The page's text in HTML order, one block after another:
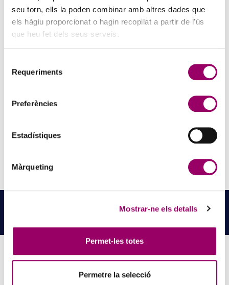
seu torn, ells la poden combinar amb altres dades que
els hàgiu proporcionat o hagin recopilat a partir de l'ús
que heu fet dels seus serveis.
Requeriments
Preferències
Estadístiques
Màrqueting
Mostrar-ne els detalls
Permet-les totes
Permetre la selecció
RELACIONADES
PINZELLS A PUNT? PARTICIPA AL CONCURS DE